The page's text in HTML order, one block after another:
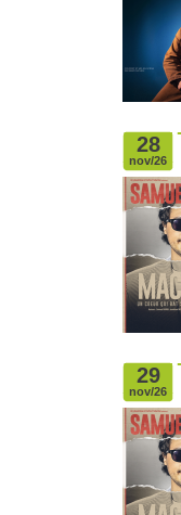
28
nov/26
29
nov/26